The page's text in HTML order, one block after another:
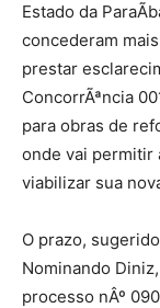
Estado da
concederam
prestar
ConcorrÃªncia
para obras de
onde vai permitir
viabilizar sua
O prazo,
Nominando
processo nÂº